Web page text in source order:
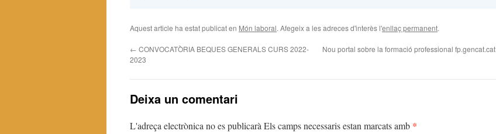
Aquest article ha estat publicat en Món laboral. Afegeix a les adreces d'interès l'enllaç permanent.
← CONVOCATÒRIA BEQUES GENERALS CURS 2022-
2023
Nou portal sobre la formació professional fp.gencat.cat
Deixa un comentari
L'adreça electrònica no es publicarà Els camps necessaris estan marcats amb *